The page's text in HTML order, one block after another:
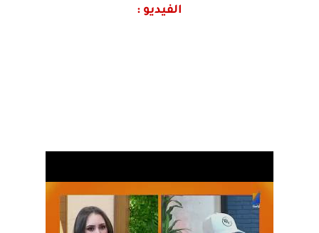
الفيديو :